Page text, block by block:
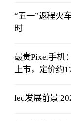
“五一”返程火
时
最贵Pixel手机
上市，定价约
led发展前景